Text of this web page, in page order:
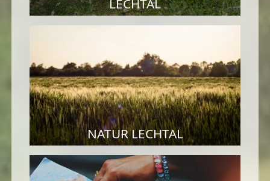
LECHTAL
NATUR LECHTAL